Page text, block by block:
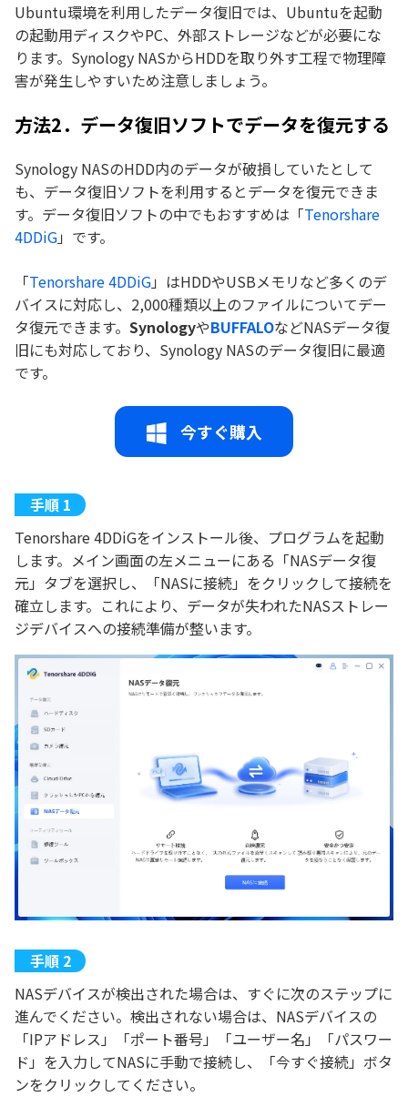
Ubuntu環境を利用したデータ復旧では、Ubuntuを起動
の起動用ディスクやPC、外部ストレージなどが必要にな
ります。Synology NASからHDDを取り外す工程で物理障
害が発生しやすいため注意しましょう。
方法2．データ復旧ソフトでデータを復元する
Synology NASのHDD内のデータが破損していたとして
も、データ復旧ソフトを利用するとデータを復元できま
す。データ復旧ソフトの中でもおすすめは「Tenorshare
4DDiG」です。
「Tenorshare 4DDiG」はHDDやUSBメモリなど多くのデ
バイスに対応し、2,000種類以上のファイルについてデー
タ復元できます。 SynologyやBUFFALOなどNASデータ復
旧にも対応しており、Synology NASのデータ復旧に最適
です。
今すぐ購入
Tenorshare 4DDiGをインストール後、プログラムを起動
します。メイン画面の左メニューにある「NASデータ復
元」タブを選択し、「NASに接続」をクリックして接続を
確立します。これにより、データが失われたNASストレー
ジデバイスへの接続準備が整います。
NASデバイスが検出された場合は、すぐに次のステップに
進んでください。検出されない場合は、NASデバイスの
「IPアドレス」「ポート番号」「ユーザー名」「パスワー
ド」を入力してNASに手動で接続し、「今すぐ接続」ボタ
ンをクリックしてください。